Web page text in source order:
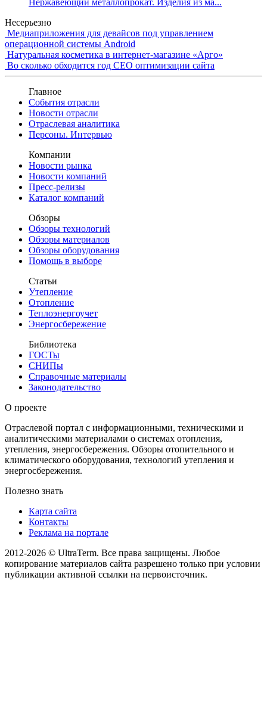
Нержавеющий металлопрокат. Изделия из ма...
Несерьезно
Медиаприложения для девайсов под управлением
операционной системы Android
Натуральная косметика в интернет-магазине «Арго»
Во сколько обходится год СЕО оптимизации сайта
Главное
События отрасли
Новости отрасли
Отраслевая аналитика
Персоны. Интервью
Компании
Новости рынка
Новости компаний
Пресс-релизы
Каталог компаний
Обзоры
Обзоры технологий
Обзоры материалов
Обзоры оборудования
Помощь в выборе
Статьи
Утепление
Отопление
Теплоэнергоучет
Энергосбережение
Библиотека
ГОСТы
СНИПы
Справочные материалы
Законодательство
О проекте
Отраслевой портал с информационными, техническими и
аналитическими материалами о системах отопления,
утепления, энергосбережения. Обзоры отопительного и
климатического оборудования, технологий утепления и
энергосбережения.
Полезно знать
Карта сайта
Контакты
Реклама на портале
2012-2026 © UltraTerm. Все права защищены. Любое
копирование материалов сайта разрешено только при условии
публикации активной ссылки на первоисточник.